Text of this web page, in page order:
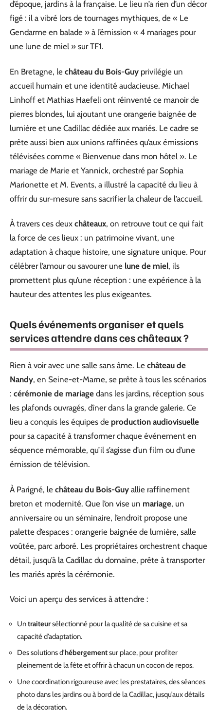
d’époque, jardins à la française. Le lieu n’a rien d’un décor
figé : il a vibré lors de tournages mythiques, de « Le
Gendarme en balade » à l’émission « 4 mariages pour
une lune de miel » sur TF1.
En Bretagne, le château du Bois-Guy privilégie un
accueil humain et une identité audacieuse. Michael
Linhoff et Mathias Haefeli ont réinventé ce manoir de
pierres blondes, lui ajoutant une orangerie baignée de
lumière et une Cadillac dédiée aux mariés. Le cadre se
prête aussi bien aux unions raffinées qu’aux émissions
télévisées comme « Bienvenue dans mon hôtel ». Le
mariage de Marie et Yannick, orchestré par Sophia
Marionette et M. Events, a illustré la capacité du lieu à
offrir du sur-mesure sans sacrifier la chaleur de l’accueil.
À travers ces deux châteaux, on retrouve tout ce qui fait
la force de ces lieux : un patrimoine vivant, une
adaptation à chaque histoire, une signature unique. Pour
célébrer l’amour ou savourer une lune de miel, ils
promettent plus qu’une réception : une expérience à la
hauteur des attentes les plus exigeantes.
Quels événements organiser et quels
services attendre dans ces châteaux ?
Rien à voir avec une salle sans âme. Le château de
Nandy, en Seine-et-Marne, se prête à tous les scénarios
: cérémonie de mariage dans les jardins, réception sous
les plafonds ouvragés, dîner dans la grande galerie. Ce
lieu a conquis les équipes de production audiovisuelle
pour sa capacité à transformer chaque événement en
séquence mémorable, qu’il s’agisse d’un film ou d’une
émission de télévision.
À Parigné, le château du Bois-Guy allie raffinement
breton et modernité. Que l’on vise un mariage, un
anniversaire ou un séminaire, l’endroit propose une
palette d’espaces : orangerie baignée de lumière, salle
voûtée, parc arboré. Les propriétaires orchestrent chaque
détail, jusqu’à la Cadillac du domaine, prête à transporter
les mariés après la cérémonie.
Voici un aperçu des services à attendre :
Untraiteursélectionné pour la qualité de sa cuisine et sa
capacité d’adaptation.
Des solutions d’hébergementsur place, pour profiter
pleinement de la fête et offrir à chacun un cocon de repos.
Une coordination rigoureuse avec les prestataires, des séances
photo dans les jardins ou à bord de la Cadillac, jusqu’aux détails
de la décoration.